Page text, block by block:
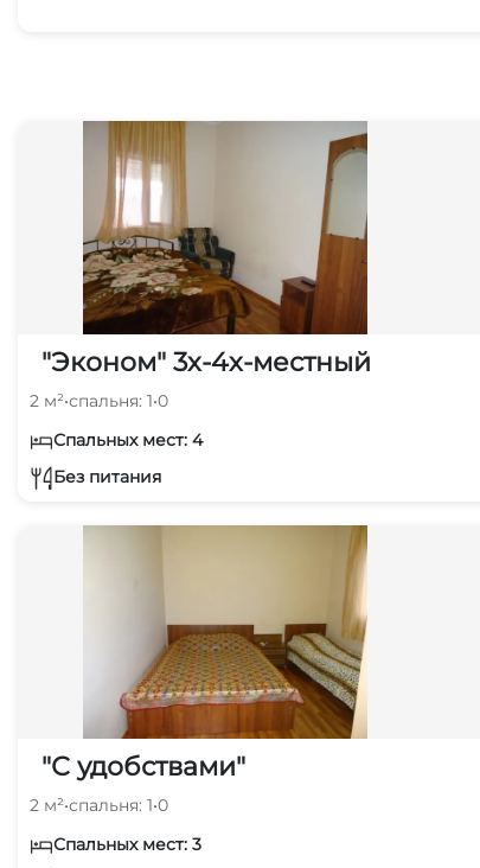
"Эконом" 3х-4х-местный
2 м²•спальня: 1•0
Спальных мест: 4
Без питания
"С удобствами"
2 м²•спальня: 1•0
Спальных мест: 3